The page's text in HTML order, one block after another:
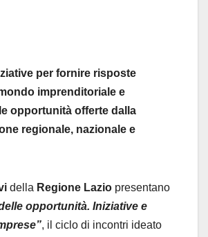
per fornire risposte
imprenditoriale e
opportunità offerte dalla
regionale, nazionale e
della Regione Lazio presentano
opportunità. Iniziative e
, il ciclo di incontri ideato